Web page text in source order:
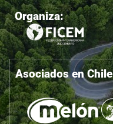
Organiza:
Asociados en Chile